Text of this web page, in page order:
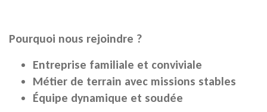
Pourquoi nous rejoindre ?
Entreprise familiale et conviviale
Métier de terrain avec missions stables
Équipe dynamique et soudée